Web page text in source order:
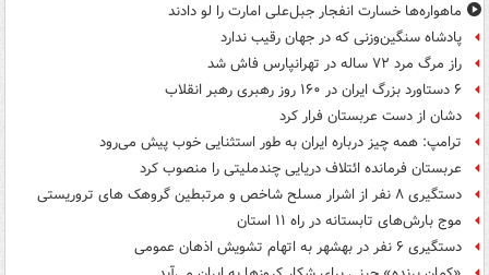
ماهواره‌ها خسارت انفجار جبل‌علی امارت را لو دادند
پادشاه سنگین‌وزنی که در جهان رقیب ندارد
راز مرگ مرد ۷۲ ساله در تهرانپارس فاش شد
۶ دستاورد بزرگ ایران در ۱۶۰ روز رهبری رهبر انقلاب
دشان از دست عربستان فرار کرد
ترامپ: همه چیز درباره ایران به طور استثنایی خوب پیش می‌رود
عربستان فرمانده ائتلاف دریایی چندملیتی را منصوب کرد
دستگیری ۸ نفر از اشرار مسلح شاخص و مرتبطین گروهک های تروریستی
موج بارش‌های تابستانه در راه ۱۱ استان
دستگیری ۶ نفر در بهشهر به اتهام تشویش اذهان عمومی